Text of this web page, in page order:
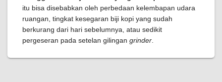
itu bisa disebabkan oleh perbedaan kelembapan udara
ruangan, tingkat kesegaran biji kopi yang sudah
berkurang dari hari sebelumnya, atau sedikit
pergeseran pada setelan gilingan grinder